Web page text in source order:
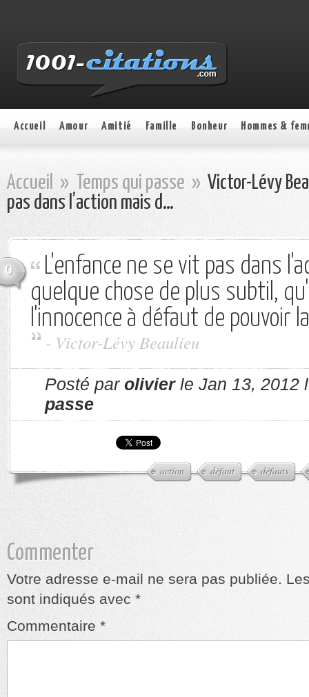
Accueil Amour Amitié Famille Bonheur Hommes &
Accueil » Temps qui passe » Victor-Lévy
pas dans l’action mais d…
0
L'enfance ne se vit pas dans
quelque chose de plus subtil,
l'innocence à défaut de pouvoir
- Victor-Lévy Beaulieu
Posté par olivierle Jan 13, 2012
passe
action défaut défauts
Commenter
Votre adresse e-mail ne sera pas publiée.
sont indiqués avec *
Commentaire *